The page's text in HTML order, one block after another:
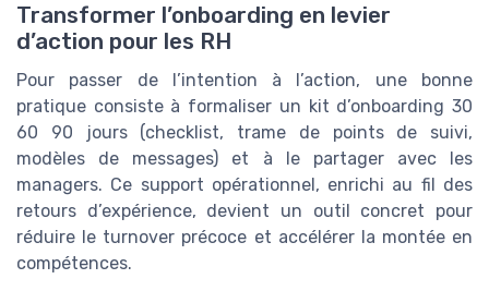
Transformer l’onboarding en levier
d’action pour les RH
Pour passer de l’intention à l’action, une bonne
pratique consiste à formaliser un kit d’onboarding 30
60 90 jours (checklist, trame de points de suivi,
modèles de messages) et à le partager avec les
managers. Ce support opérationnel, enrichi au fil des
retours d’expérience, devient un outil concret pour
réduire le turnover précoce et accélérer la montée en
compétences.